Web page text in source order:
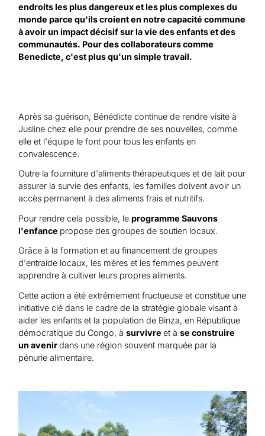
endroits les plus dangereux et les plus complexes du
monde parce qu'ils croient en notre capacité commune
à avoir un impact décisif sur la vie des enfants et des
communautés. Pour des collaborateurs comme
Benedicte, c'est plus qu'un simple travail.
Après sa guérison, Bénédicte continue de rendre visite à
Jusline chez elle pour prendre de ses nouvelles, comme
elle et l'équipe le font pour tous les enfants en
convalescence.
Outre la fourniture d'aliments thérapeutiques et de lait pour
assurer la survie des enfants, les familles doivent avoir un
accès permanent à des aliments frais et nutritifs.
Pour rendre cela possible, leprogramme Sauvons
l'enfance propose des groupes de soutien locaux.
Grâce à la formation et au financement de groupes
d'entraide locaux, les mères et les femmes peuvent
apprendre à cultiver leurs propres aliments.
Cette action a été extrêmement fructueuse et constitue une
initiative clé dans le cadre de la stratégie globale visant à
aider les enfants et la population de Binza, en République
démocratique du Congo, àsurvivreet àse construire
un avenirdans une région souvent marquée par la
pénurie alimentaire.